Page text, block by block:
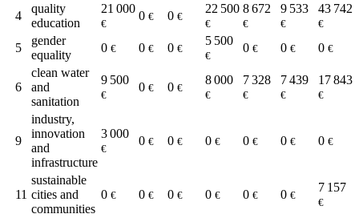
4
quality
education
21 000
€
0 € 0 €
22 500
€
8 672
€
9 533
€
43 742
€
5
gender
equality
0 € 0 € 0 €
5 500
€
0 € 0 € 0 €
6
clean water
and
sanitation
9 500
€
0 € 0 €
8 000
€
7 328
€
7 439
€
17 843
€
9
industry,
innovation
and
infrastructure
3 000
€
0 € 0 € 0 € 0 € 0 € 0 €
11
sustainable
cities and
communities
0 € 0 € 0 € 0 € 0 € 0 €
7 157
€